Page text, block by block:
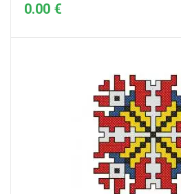
0.00 €